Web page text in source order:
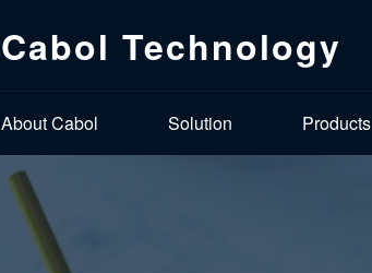
Cabol Technology
About Cabol Solution Products